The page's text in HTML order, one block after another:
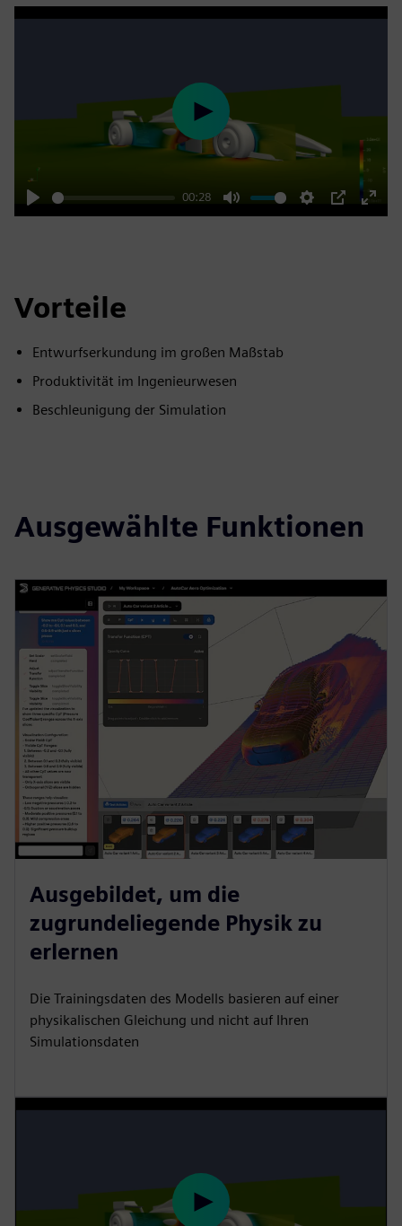
Play
00:28
Mute Settings
PIP
Enter
Play
Vorteile
Entwurfserkundung im großen Maßstab
Produktivität im Ingenieurwesen
Beschleunigung der Simulation
Ausgewählte Funktionen
Ausgebildet, um die
zugrundeliegende Physik zu
erlernen
Die Trainingsdaten des Modells basieren auf einer
physikalischen Gleichung und nicht auf Ihren
Simulationsdaten
P